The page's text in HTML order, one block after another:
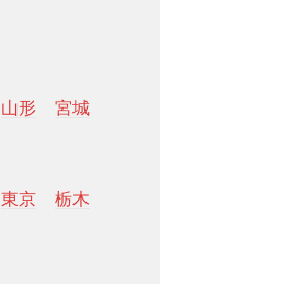
山形 宮城
東京
栃木